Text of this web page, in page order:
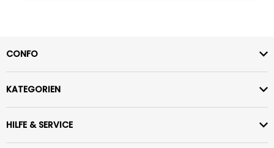
CONFO
KATEGORIEN
HILFE & SERVICE